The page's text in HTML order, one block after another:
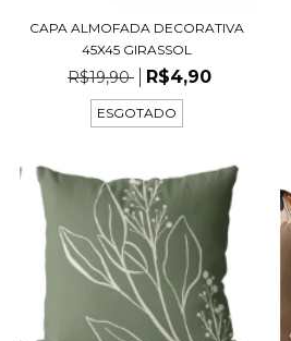
CAPA ALMOFADA DECORATIVA
45X45 GIRASSOL
R$19,90 R$4,90
ESGOTADO